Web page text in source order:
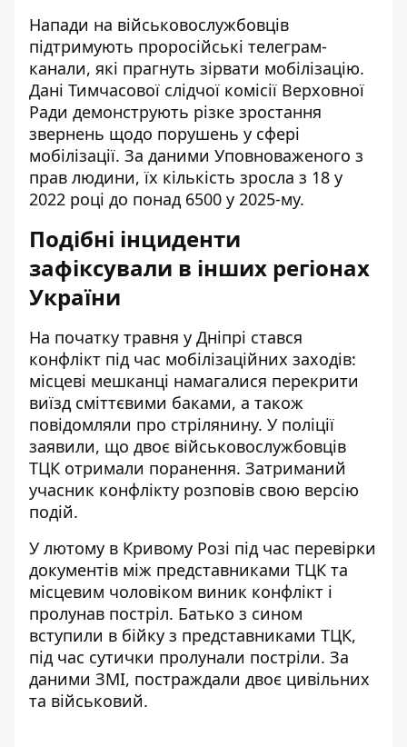
Напади на військовослужбовців
підтримують проросійські телеграм-
канали, які прагнуть зірвати мобілізацію.
Дані Тимчасової слідчої комісії Верховної
Ради демонструють різке зростання
звернень щодо порушень у сфері
мобілізації. За даними Уповноваженого з
прав людини, їх кількість зросла з 18 у
2022 році до понад 6500 у 2025-му.
Подібні інциденти
зафіксували в інших регіонах
України
На початку травня у Дніпрі стався
конфлікт під час мобілізаційних заходів:
місцеві мешканці намагалися перекрити
виїзд сміттєвими баками, а також
повідомляли про стрілянину. У поліції
заявили, що двоє військовослужбовців
ТЦК отримали поранення. Затриманий
учасник конфлікту розповів свою версію
подій.
У лютому в Кривому Розі під час перевірки
документів між представниками ТЦК та
місцевим чоловіком виник конфлікт і
пролунав постріл. Батько з сином
вступили в бійку з представниками ТЦК,
під час сутички пролунали постріли. За
даними ЗМІ, постраждали двоє цивільних
та військовий.